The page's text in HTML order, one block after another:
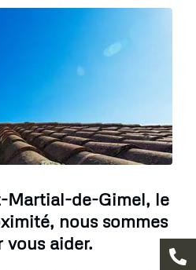
Martial-de-Gimel, le
nous sommes
vous aider.